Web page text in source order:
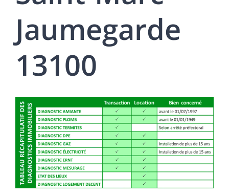
Jaumegarde
13100